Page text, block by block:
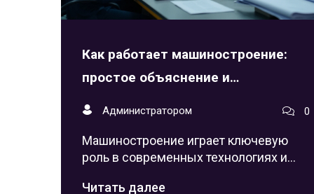
Как работает машиностроение:
простое объяснение и
перспективы
Администратором 0
Машиностроение играет ключевую
роль в современных технологиях и
Читать далее